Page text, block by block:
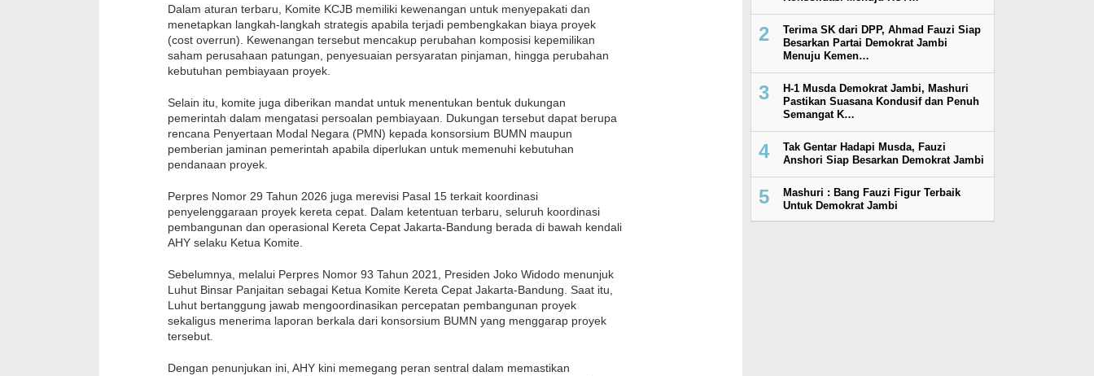
Dalam aturan terbaru, Komite KCJB memiliki kewenangan untuk menyepakati dan
menetapkan langkah-langkah strategis apabila terjadi pembengkakan biaya proyek
(cost overrun). Kewenangan tersebut mencakup perubahan komposisi kepemilikan
saham perusahaan patungan, penyesuaian persyaratan pinjaman, hingga perubahan
kebutuhan pembiayaan proyek.
Selain itu, komite juga diberikan mandat untuk menentukan bentuk dukungan
pemerintah dalam mengatasi persoalan pembiayaan. Dukungan tersebut dapat berupa
rencana Penyertaan Modal Negara (PMN) kepada konsorsium BUMN maupun
pemberian jaminan pemerintah apabila diperlukan untuk memenuhi kebutuhan
pendanaan proyek.
Perpres Nomor 29 Tahun 2026 juga merevisi Pasal 15 terkait koordinasi
penyelenggaraan proyek kereta cepat. Dalam ketentuan terbaru, seluruh koordinasi
pembangunan dan operasional Kereta Cepat Jakarta-Bandung berada di bawah kendali
AHY selaku Ketua Komite.
Sebelumnya, melalui Perpres Nomor 93 Tahun 2021, Presiden Joko Widodo menunjuk
Luhut Binsar Panjaitan sebagai Ketua Komite Kereta Cepat Jakarta-Bandung. Saat itu,
Luhut bertanggung jawab mengoordinasikan percepatan pembangunan proyek
sekaligus menerima laporan berkala dari konsorsium BUMN yang menggarap proyek
tersebut.
Dengan penunjukan ini, AHY kini memegang peran sentral dalam memastikan
2
Terima SK dari DPP, Ahmad Fauzi Siap
Besarkan Partai Demokrat Jambi
Menuju Kemen…
3
H-1 Musda Demokrat Jambi, Mashuri
Pastikan Suasana Kondusif dan Penuh
Semangat K…
4
Tak Gentar Hadapi Musda, Fauzi
Anshori Siap Besarkan Demokrat Jambi
5
Mashuri : Bang Fauzi Figur Terbaik
Untuk Demokrat Jambi